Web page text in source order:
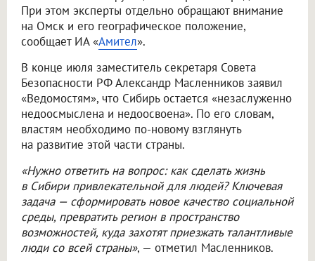
При этом эксперты отдельно обращают внимание
на Омск и его географическое положение,
сообщает ИА «Амител».
В конце июля заместитель секретаря Совета
Безопасности РФ Александр Масленников заявил
«Ведомостям», что Сибирь остается «незаслуженно
недоосмыслена и недоосвоена». По его словам,
властям необходимо по-новому взглянуть
на развитие этой части страны.
«Нужно ответить на вопрос: как сделать жизнь
в Сибири привлекательной для людей? Ключевая
задача — сформировать новое качество социальной
среды, превратить регион в пространство
возможностей, куда захотят приезжать талантливые
люди со всей страны», — отметил Масленников.